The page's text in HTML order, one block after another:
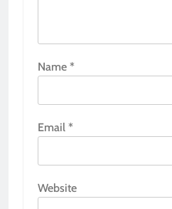
Name *
Email *
Website